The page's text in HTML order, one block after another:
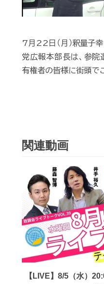
7月22日（月）釈量子
党広報本部長は、参院
有権者の皆様に街頭で
関連動画
【LIVE】8/5（水）